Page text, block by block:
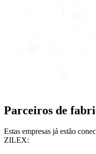
Parceiros de
Estas empresas já estão
ZILEX: